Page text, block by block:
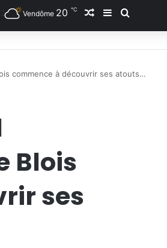
Vendôme 20 ℃ Article Aléatoire
Sidebar
commence à découvrir ses atouts…
Blois
ses